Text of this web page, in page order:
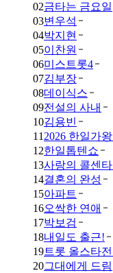
02금타는 금요일
03변우석
04박지현
05이찬원
06미스트롯4
07김부장
08데이식스
09전설의 사내
10김용빈
11 2026 한일가왕
12한일톱텐쇼
13사랑의 콜센
14결혼의 완성
15아파트
16오싹한 연애
17박보검
18내일도 출근!
19트롯 올스타
20그대에게 드림